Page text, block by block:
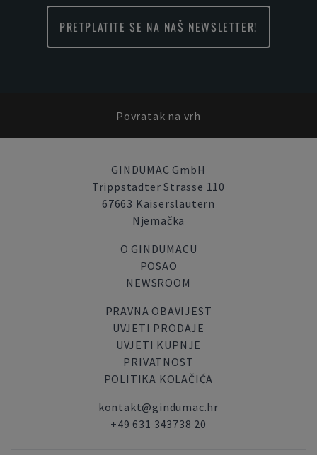
PRETPLATITE SE NA NAŠ NEWSLETTER!
Povratak na vrh
GINDUMAC GmbH
Trippstadter Strasse 110
67663 Kaiserslautern
Njemačka
O GINDUMACU
POSAO
NEWSROOM
PRAVNA OBAVIJEST
UVJETI PRODAJE
UVJETI KUPNJE
PRIVATNOST
POLITIKA KOLAČIĆA
kontakt@gindumac.hr
+49 631 343738 20